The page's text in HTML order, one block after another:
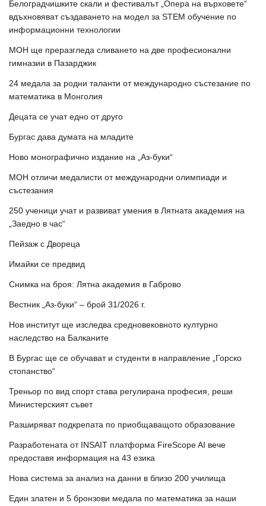
Белоградчишките скали и фестивалът „Опера на върховете“
вдъхновяват създаването на модел за STEM обучение по
информационни технологии
МОН ще преразгледа сливането на две професионални
гимназии в Пазарджик
24 медала за родни таланти от международно състезание по
математика в Монголия
Децата се учат едно от друго
Бургас дава думата на младите
Ново монографично издание на „Аз-буки“
МОН отличи медалисти от международни олимпиади и
състезания
250 ученици учат и развиват умения в Лятната академия на
„Заедно в час“
Пейзаж с Двореца
Имайки се предвид
Снимка на броя: Лятна академия в Габрово
Вестник „Аз-буки“ – брой 31/2026 г.
Нов институт ще изследва средновековното културно
наследство на Балканите
В Бургас ще се обучават и студенти в направление „Горско
стопанство“
Треньор по вид спорт става регулирана професия, реши
Министерският съвет
Разширяват подкрепата по приобщаващото образование
Разработената от INSAIT платформа FireScope AI вече
предоставя информация на 43 езика
Нова система за анализ на данни в близо 200 училища
Един златен и 5 бронзови медала по математика за наши